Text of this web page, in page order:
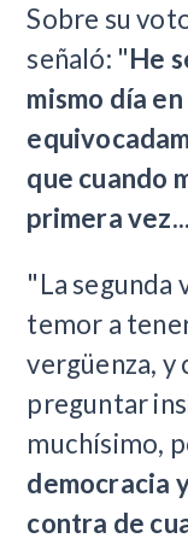
Sobre su
señaló: "He
mismo día
que cuando
primera
"La segunda
temor a
vergüenza, y
preguntar
muchísimo,
democracia
contra de